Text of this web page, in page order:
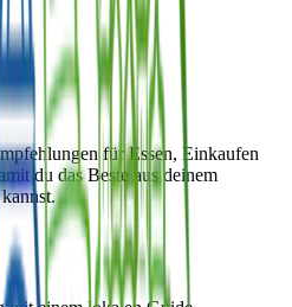
für Essen, Einkaufen
du das Beste aus deinem